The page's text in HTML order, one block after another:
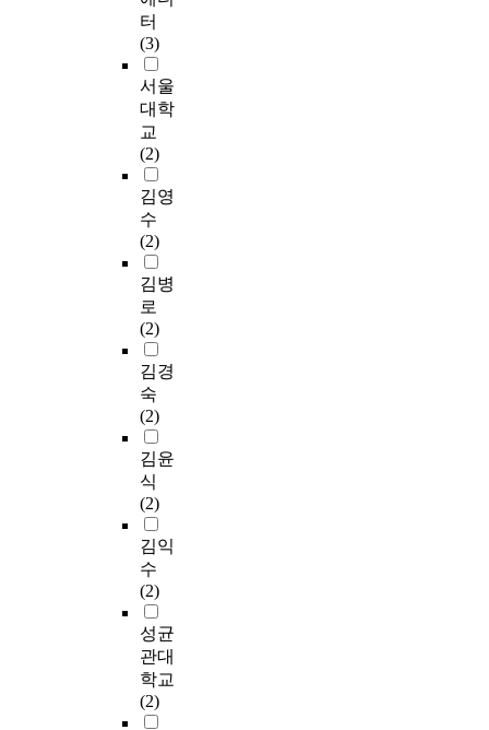
터
(3)
서울
대학
교
(2)
김영
수
(2)
김병
로
(2)
김경
숙
(2)
김윤
식
(2)
김익
수
(2)
성균
관대
학교
(2)